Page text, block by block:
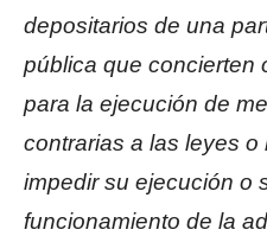
depositarios de una
pública que concierten
para la ejecución de
contrarias a las leyes o
impedir su ejecución o
funcionamiento de la